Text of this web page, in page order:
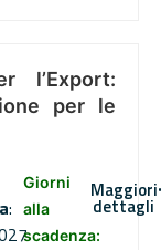
l’Export:
per le
:
Giorni
alla
scadenza:
Maggiori
dettagli